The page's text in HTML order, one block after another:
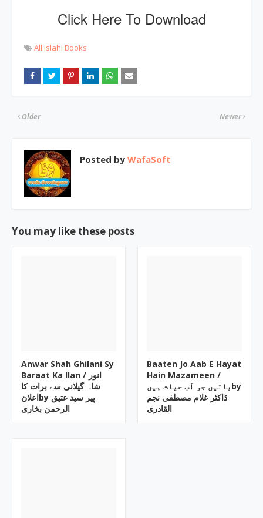
Click Here To Download
All islahi Books
Newer
Older
Posted by WafaSoft
You may like these posts
Anwar Shah Ghilani Sy
Baraat Ka Ilan / انور
شاہ گیلانی سے برات کا
اعلانby پیر سید عتیق
الرحمن بخاری
Baaten Jo Aab E Hayat
Hain Mazameen /
باتیں جو آب حیات ہیںby
ڈاکٹر غلام مصطفی نجم
القادری